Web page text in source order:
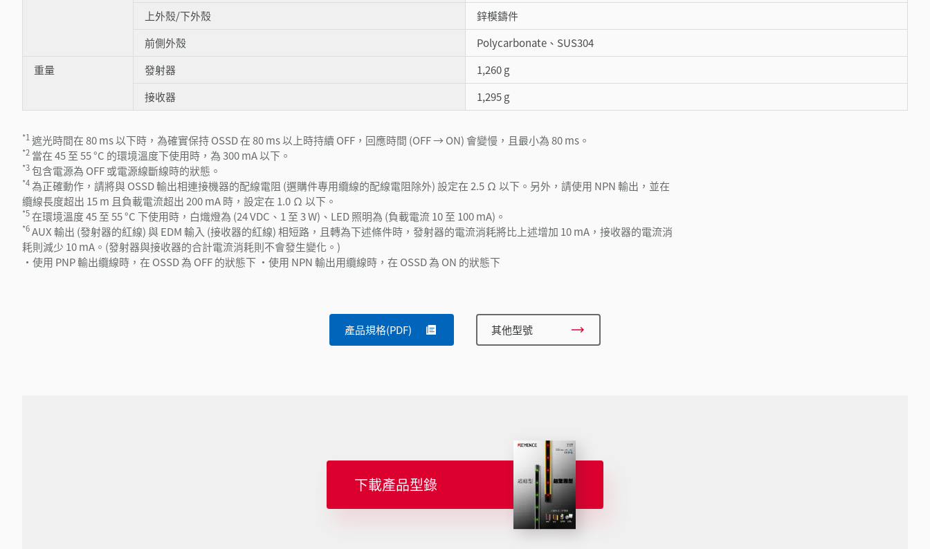
上外殼/下外殼
鋅模鑄件
前側外殼
Polycarbonate、SUS304
重量
發射器
1,260 g
接收器
1,295 g
*1 遮光時間在 80 ms 以下時，為確實保持 OSSD 在 80 ms 以上時持續 OFF，回應時間 (OFF → ON) 會變慢，且最小為 80 ms。
*2 當在 45 至 55 °C 的環境溫度下使用時，為 300 mA 以下。
*3包含電源為 OFF 或電源線斷線時的狀態。
*4 為正確動作，請將與 OSSD 輸出相連接機器的配線電阻 (選購件專用纜線的配線電阻除外) 設定在 2.5 Ω 以下。另外，請使用 NPN 輸出，並在
纜線長度超出 15 m 且負載電流超出 200 mA 時，設定在 1.0 Ω 以下。
*5在環境溫度 45 至 55 °C 下使用時，白熾燈為 (24 VDC、1 至 3 W)、LED 照明為 (負載電流 10 至 100 mA)。
*6AUX 輸出 (發射器的紅線) 與 EDM 輸入 (接收器的紅線) 相短路，且轉為下述條件時，發射器的電流消耗將比上述增加 10 mA，接收器的電流消
耗則減少 10 mA。(發射器與接收器的合計電流消耗則不會發生變化。)
・使用 PNP 輸出纜線時，在 OSSD 為 OFF 的狀態下 ・使用 NPN 輸出用纜線時，在 OSSD 為 ON 的狀態下
產品規格(PDF) 其他型號
下載產品型錄